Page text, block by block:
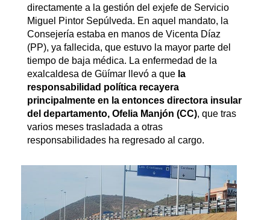
directamente a la gestión del exjefe de Servicio
Miguel Pintor Sepúlveda. En aquel mandato, la
Consejería estaba en manos de Vicenta Díaz
(PP), ya fallecida, que estuvo la mayor parte del
tiempo de baja médica. La enfermedad de la
exalcaldesa de Güímar llevó a quela
responsabilidad política recayera
principalmente en la entonces directora insular
del departamento, Ofelia Manjón (CC), que tras
varios meses trasladada a otras
responsabilidades ha regresado al cargo.